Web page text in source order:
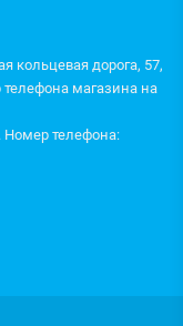
кольцевая дорога, 57,
магазина на
Номер телефона: